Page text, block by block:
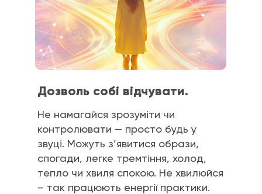
Дозволь собі відчувати.
Не намагайся зрозуміти чи
контролювати — просто будь у
звуці. Можуть з’явитися образи,
спогади, легке тремтіння, холод,
тепло чи хвиля спокою. Не хвилюйся
– так працюють енергії практики.